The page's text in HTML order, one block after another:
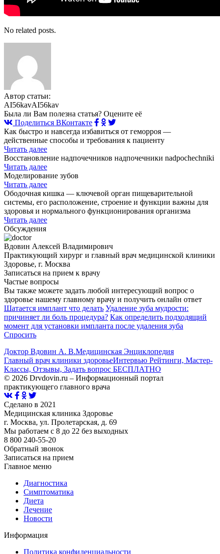
No related posts.
Автор статьи:
AI56kavAI56kav
Была ли Вам полезна статья? Оцените её
Поделиться ВКонтакте
Как быстро и навсегда избавиться от геморроя —
действенные способы и требования к пациенту
Читать далее
Восстановление надпочечников надпочечники nadpochechniki
Читать далее
Моделирование зубов
Читать далее
Ободочная кишка — ключевой орган пищеварительной
системы, его расположение, строение и функции важны для
здоровья и нормального функционирования организма
Читать далее
Обсуждения
Вдовин Алексей Владимирович
Практикующий хирург и главный врач медицинской клиники
Здоровье, г. Москва
Записаться на прием к врачу
Частые вопросы
Вы также можете задать любой интересующий вопрос о
здоровье нашему главному врачу и получить онлайн ответ
Шатается имплант что делать Удаление зуба мудрости:
причиняет ли боль процедура? Как определить подходящий
момент для установки импланта после удаления зуба
Спросить
Доктор Вдовин А. В.Медицинская Энциклопедия
Главный врач клиники здоровьеИнтервью Рейтинги, Мастер-
Классы, Отзывы, Задать вопрос БЕСПЛАТНО
© 2026 Drvdovin.ru – Информационный портал
практикующего главного врача
Сделано в 2021
Медицинская клиника Здоровье
г. Москва, ул. Пролетарская, д. 69
Мы работаем с 8 до 22 без выходных
8 800 240-55-20
Обратный звонок
Записаться на прием
Главное меню
Диагностика
Cимптоматика
Диета
Лечение
Новости
Информация
Политика конфиденциальности